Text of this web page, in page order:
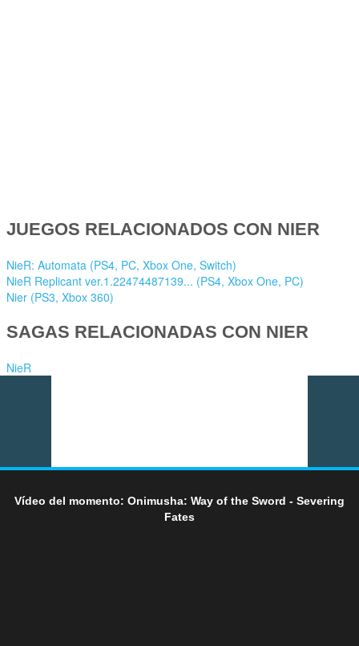
JUEGOS RELACIONADOS CON NIER
NieR: Automata (PS4, PC, Xbox One, Switch)
NieR Replicant ver.1.22474487139... (PS4, Xbox One, PC)
Nier (PS3, Xbox 360)
SAGAS RELACIONADAS CON NIER
NieR
Vídeo del momento: Onimusha: Way of the Sword - Severing
Fates